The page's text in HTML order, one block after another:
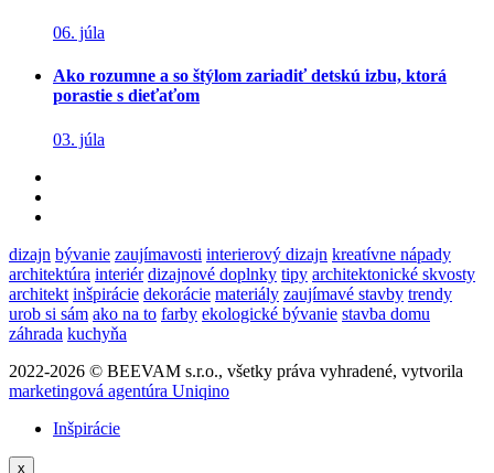
06. júla
Ako rozumne a so štýlom zariadiť detskú izbu, ktorá
porastie s dieťaťom
03. júla
dizajn bývanie zaujímavosti interierový dizajn kreatívne nápady
architektúra interiér dizajnové doplnky tipy architektonické skvosty
architekt inšpirácie dekorácie materiály zaujímavé stavby trendy
urob si sám ako na to farby ekologické bývanie stavba domu
záhrada kuchyňa
2022-2026 © BEEVAM s.r.o., všetky práva vyhradené, vytvorila
marketingová agentúra Uniqino
Inšpirácie
x